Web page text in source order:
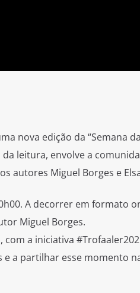
nova edição da “Semana
leitura, envolve a
autores Miguel Borges e
A decorrer em formato
Miguel Borges.
com a iniciativa
a partilhar esse momento